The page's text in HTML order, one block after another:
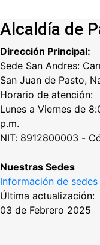
Alcaldía de
Dirección Principal:
Sede San Andres:
San Juan de Pasto,
Horario de atención:
Lunes a Viernes de
p.m.
NIT: 8912800003 -
Nuestras Sedes
Información de sedes
Última actualización:
03 de Febrero 2025